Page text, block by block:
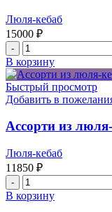
Люля-кебаб
15000 ₽
Количество
товара
Ассорти
из
люля-
с
овощами
10-
12
человек
В корзину
Быстрый просмотр
Добавить в
Ассорти из
Люля-кебаб
11850 ₽
Количество
товара
Ассорти
В корзину